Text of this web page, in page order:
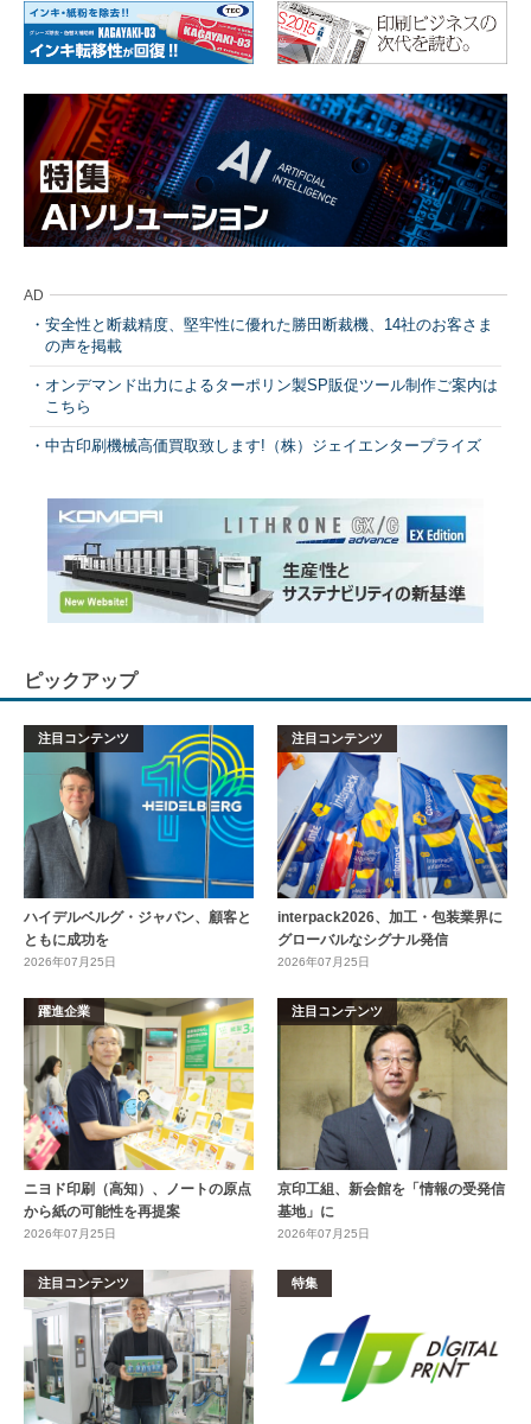
AD
安全性と断裁精度、堅牢性に優れた勝田断裁機、14社のお客さま
の声を掲載
オンデマンド出力によるターポリン製SP販促ツール制作ご案内は
こちら
中古印刷機械高価買取致します!（株）ジェイエンタープライズ
ピックアップ
注目コンテンツ
ハイデルベルグ・ジャパン、顧客と
ともに成功を
2026年07月25日
注目コンテンツ
interpack2026、加工・包装業界に
グローバルなシグナル発信
2026年07月25日
躍進企業
ニヨド印刷（高知）、ノートの原点
から紙の可能性を再提案
2026年07月25日
注目コンテンツ
京印工組、新会館を「情報の受発信
基地」に
2026年07月25日
注目コンテンツ 特集